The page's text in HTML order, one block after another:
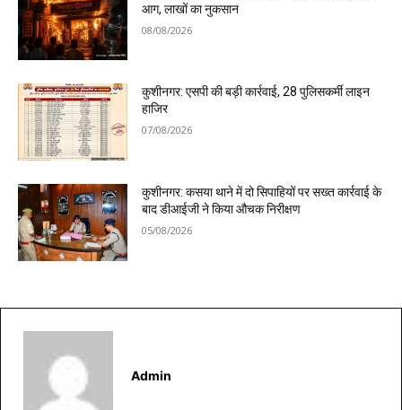
आग, लाखों का नुकसान
08/08/2026
कुशीनगर: एसपी की बड़ी कार्रवाई, 28 पुलिसकर्मी लाइन
हाजिर
07/08/2026
कुशीनगर: कसया थाने में दो सिपाहियों पर सख्त कार्रवाई के
बाद डीआईजी ने किया औचक निरीक्षण
05/08/2026
Admin